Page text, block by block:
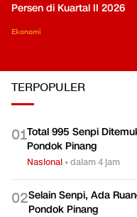
Persen di Kuartal II 2026
Ekonomi
TERPOPULER
01Total 995 Senpi
Pondok Pinang
Nasional •dalam 4 jam
02Selain Senpi, Ada
Pondok Pinang